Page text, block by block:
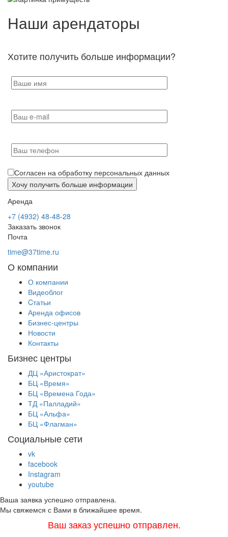
Наши арендаторы
Хотите получить больше информации?
Согласен на обработку персональных данных
Аренда
+7 (4932) 48-48-28
Заказать звонок
Почта
time@37time.ru
О компании
О компании
Видеоблог
Cтатьи
Аренда офисов
Бизнес-центры
Новости
Контакты
Бизнес центры
ДЦ «Аристократ»
БЦ «Время»
БЦ «Времена Года»
ТД «Палладий»
БЦ «Альфа»
БЦ «Флагман»
Социальные сети
vk
facebook
Instagram
youtube
Ваша заявка успешно отправлена.
Мы свяжемся с Вами в ближайшее время.
Ваш заказ успешно отправлен.